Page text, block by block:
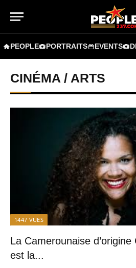
PEOPLE PORTRAITS EVENTS
CINÉMA / ARTS
1447 VUES
La Camerounaise
est la...